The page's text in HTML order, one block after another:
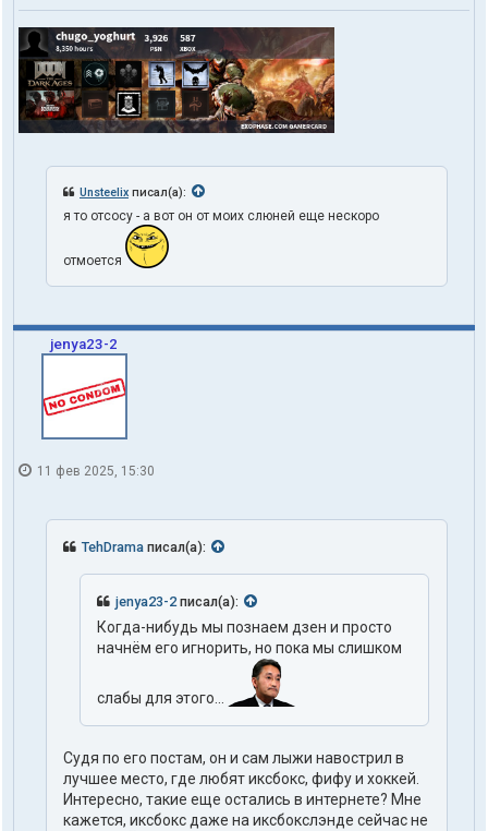
Unsteelix писал(а):
я то отсосу - а вот он от моих слюней еще нескоро
отмоется
jenya23-2
11 фев 2025, 15:30
TehDrama писал(а):
jenya23-2писал(а):
Когда-нибудь мы познаем дзен и просто
начнём его игнорить, но пока мы слишком
слабы для этого...
Судя по его постам, он и сам лыжи навострил в
лучшее место, где любят иксбокс, фифу и хоккей.
Интересно, такие еще остались в интернете? Мне
кажется, иксбокс даже на иксбокслэнде сейчас не